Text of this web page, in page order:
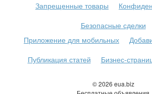
© 2026 eua.biz
Запрещенные товары
Безопасные сделки
Приложение для мобильных
Публикация статей
Бизнес-